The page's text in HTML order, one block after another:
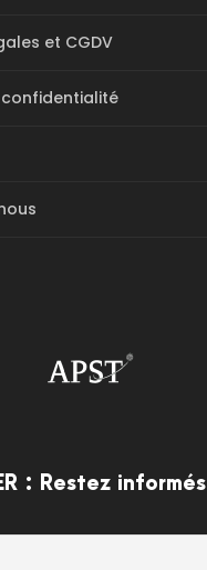
et CGDV
: Restez informés